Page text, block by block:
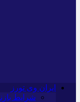
ایران وی تورز
شرایط